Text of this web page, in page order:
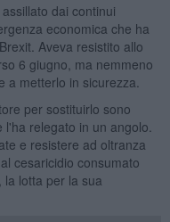
dai continui
economica che ha
Aveva resistito allo
6 giugno, ma nemmeno
a metterlo in sicurezza.
per sostituirlo sono
relegato in un angolo.
e resistere ad oltranza
cesaricidio consumato
lotta per la sua